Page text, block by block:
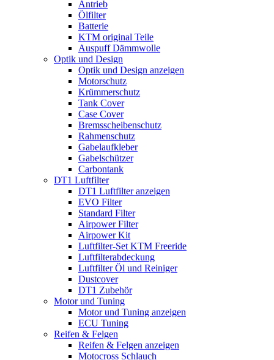
Antrieb
Ölfilter
Batterie
KTM original Teile
Auspuff Dämmwolle
Optik und Design
Optik und Design anzeigen
Motorschutz
Krümmerschutz
Tank Cover
Case Cover
Bremsscheibenschutz
Rahmenschutz
Gabelaufkleber
Gabelschützer
Carbontank
DT1 Luftfilter
DT1 Luftfilter anzeigen
EVO Filter
Standard Filter
Airpower Filter
Airpower Kit
Luftfilter-Set KTM Freeride
Luftfilterabdeckung
Luftfilter Öl und Reiniger
Dustcover
DT1 Zubehör
Motor und Tuning
Motor und Tuning anzeigen
ECU Tuning
Reifen & Felgen
Reifen & Felgen anzeigen
Motocross Schlauch